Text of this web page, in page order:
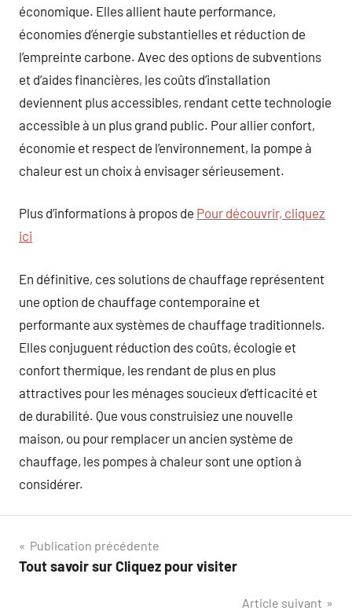
économique. Elles allient haute performance,
économies d’énergie substantielles et réduction de
l’empreinte carbone. Avec des options de subventions
et d’aides financières, les coûts d’installation
deviennent plus accessibles, rendant cette technologie
accessible à un plus grand public. Pour allier confort,
économie et respect de l’environnement, la pompe à
chaleur est un choix à envisager sérieusement.
Plus d’informations à propos de Pour découvrir, cliquez
ici
En définitive, ces solutions de chauffage représentent
une option de chauffage contemporaine et
performante aux systèmes de chauffage traditionnels.
Elles conjuguent réduction des coûts, écologie et
confort thermique, les rendant de plus en plus
attractives pour les ménages soucieux d’efficacité et
de durabilité. Que vous construisiez une nouvelle
maison, ou pour remplacer un ancien système de
chauffage, les pompes à chaleur sont une option à
considérer.
Navigation
de
Publication précédente
Tout savoir sur Cliquez pour visiter
Article suivant